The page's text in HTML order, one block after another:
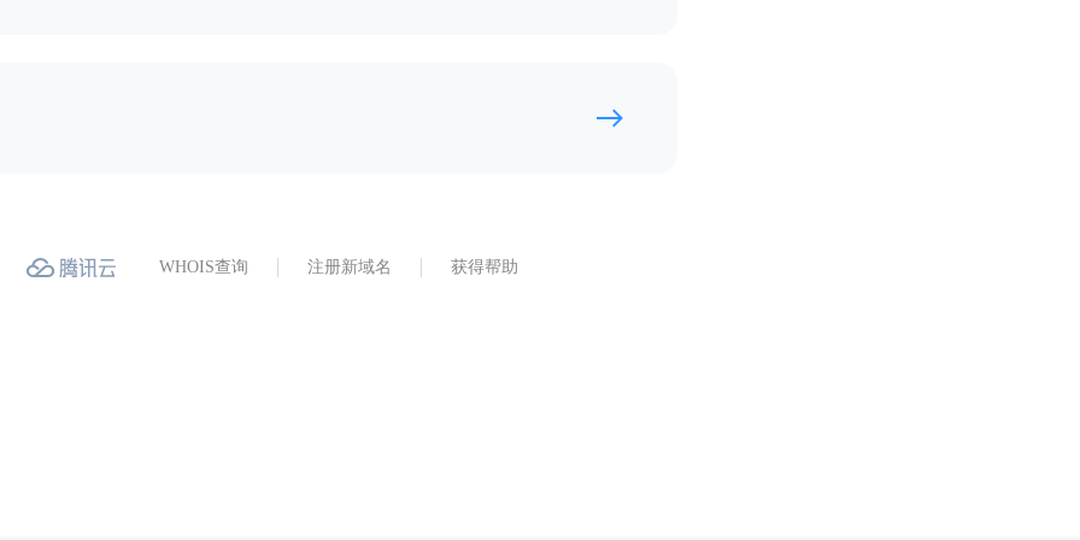
WHOIS查询 注册新域名 获得帮助